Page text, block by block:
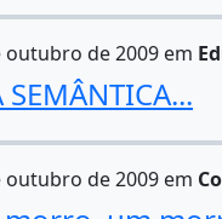
outubro de 2009 em
outubro de 2009 em